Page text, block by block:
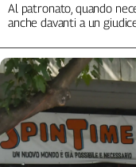
Al patronato, quando
anche davanti a un